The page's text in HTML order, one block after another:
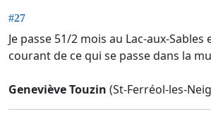
#27
Je passe 51/2 mois au Lac-aux-Sables
courant de ce qui se passe dans la
Geneviève Touzin (St-Ferréol-les-